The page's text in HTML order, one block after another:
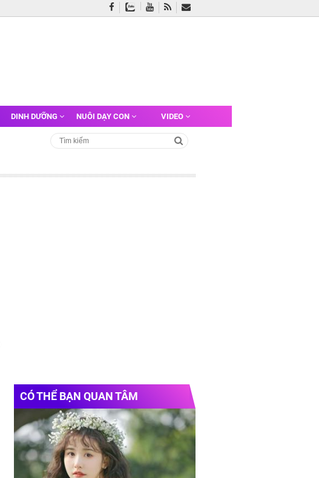
DINH DƯỠNG NUÔI DẠY CON VIDEO
CÓ THỂ BẠN QUAN TÂM